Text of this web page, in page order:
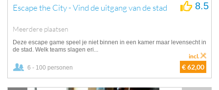
Escape the City - Vind de uitgang van de stad
Meerdere plaatsen
8.5
Deze escape game speel je niet binnen in een kamer maar levensecht in
de stad. Welk teams slagen eri...
6 - 100 personen € 62,00
incl.